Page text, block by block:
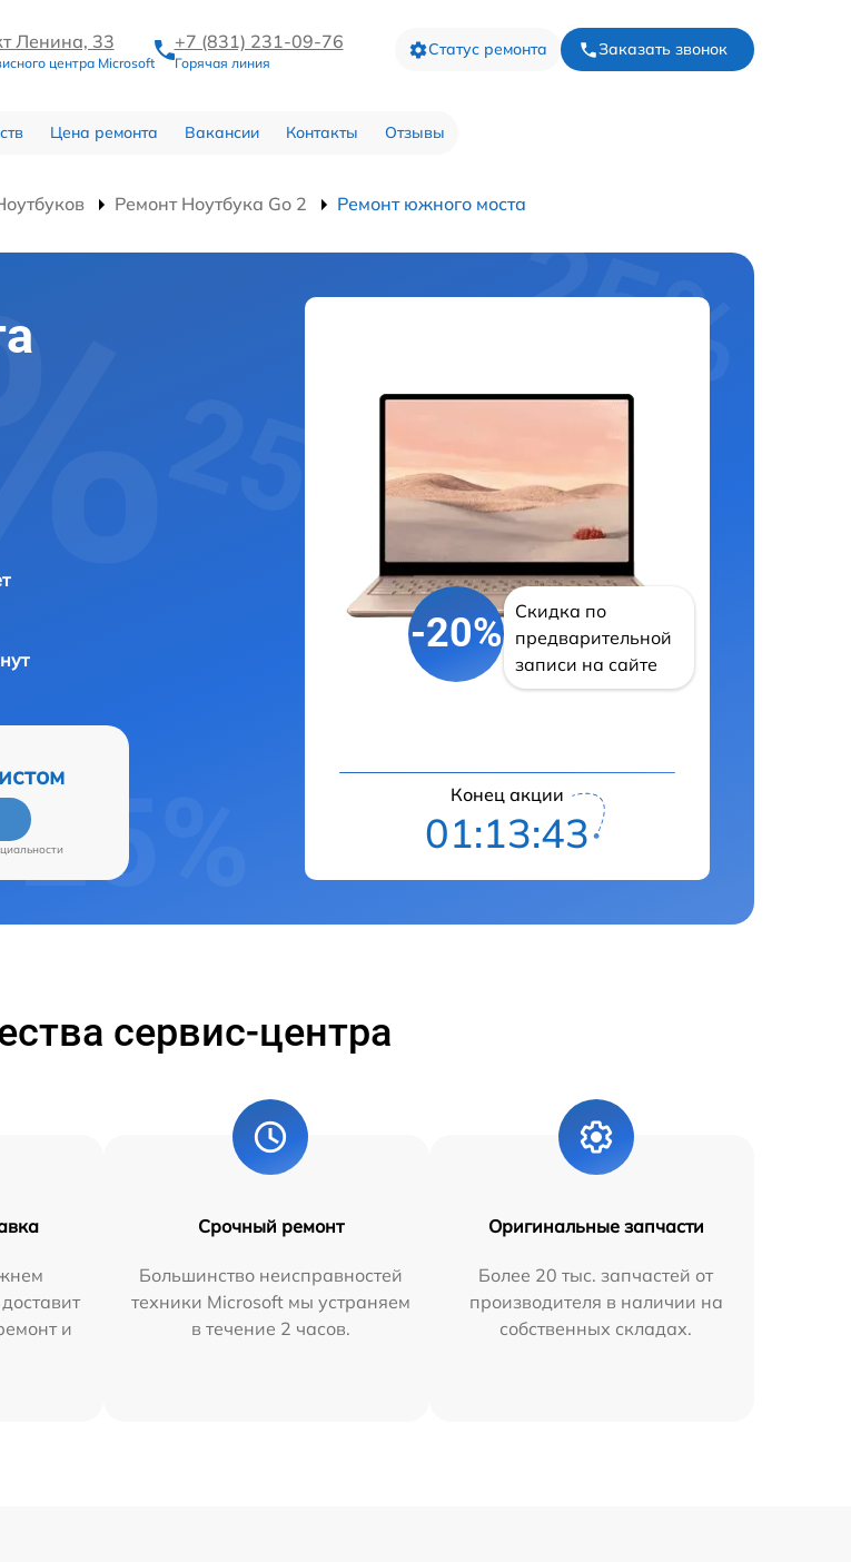
Ленина, 33
центра Microsoft
+7 (831) 231-09-76
Горячая линия
Статус ремонта Заказать звонок
Цена ремонта Вакансии Контакты Отзывы
Ремонт Ноутбука Go 2 Ремонт южного моста
-20%
Скидка по
предварительной
записи на сайте
Конец акции
01:13:42
сервис-центра
и
Срочный ремонт
Большинство неисправностей
техники Microsoft мы устраняем
в течение 2 часов.
Оригинальные запчасти
Более 20 тыс. запчастей от
производителя в наличии на
собственных складах.